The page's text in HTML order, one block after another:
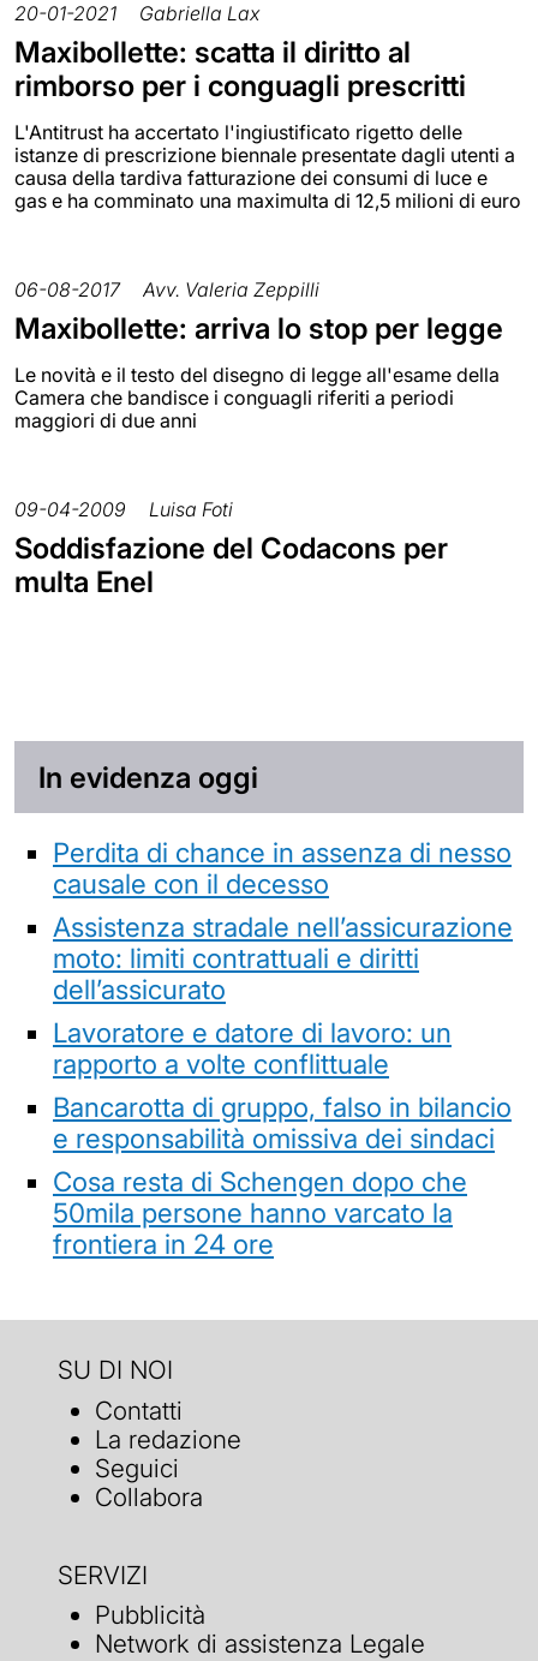
20-01-2021 Gabriella Lax
Maxibollette: scatta il diritto al
rimborso per i conguagli prescritti
L'Antitrust ha accertato l'ingiustificato rigetto delle
istanze di prescrizione biennale presentate dagli utenti a
causa della tardiva fatturazione dei consumi di luce e
gas e ha comminato una maximulta di 12,5 milioni di euro
06-08-2017 Avv. Valeria Zeppilli
Maxibollette: arriva lo stop per legge
Le novità e il testo del disegno di legge all'esame della
Camera che bandisce i conguagli riferiti a periodi
maggiori di due anni
09-04-2009 Luisa Foti
Soddisfazione del Codacons per
multa Enel
In evidenza oggi
Perdita di chance in assenza di nesso
causale con il decesso
Assistenza stradale nell’assicurazione
moto: limiti contrattuali e diritti
dell’assicurato
Lavoratore e datore di lavoro: un
rapporto a volte conflittuale
Bancarotta di gruppo, falso in bilancio
e responsabilità omissiva dei sindaci
Cosa resta di Schengen dopo che
50mila persone hanno varcato la
frontiera in 24 ore
SU DI NOI
Contatti
La redazione
Seguici
Collabora
SERVIZI
Pubblicità
Network di assistenza Legale